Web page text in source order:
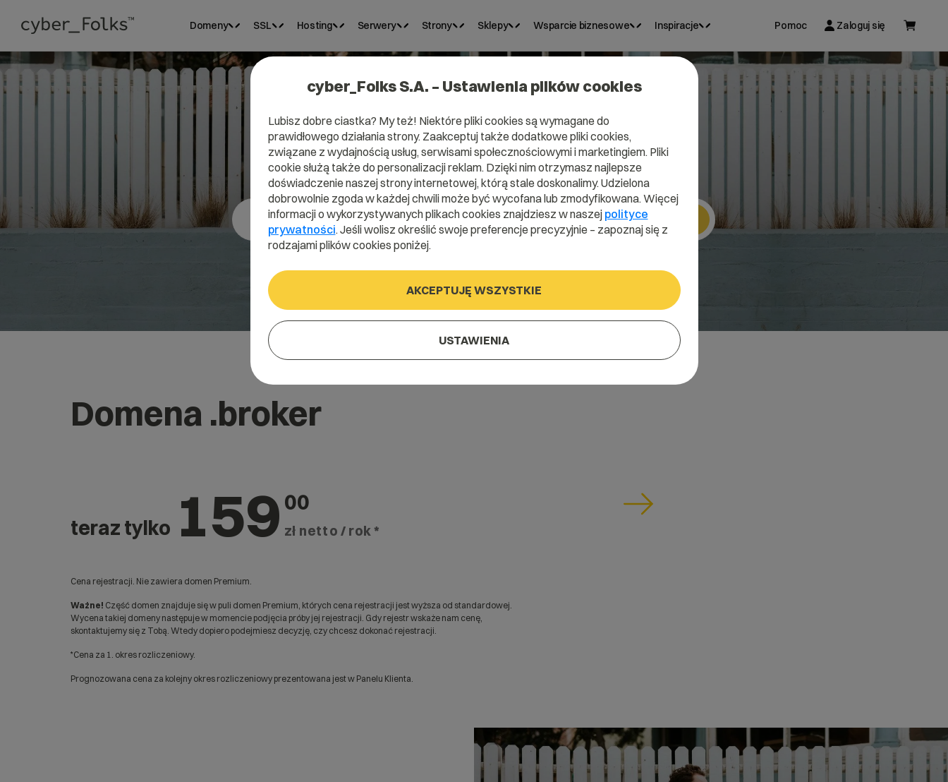
Domeny SSL Hosting Serwery Strony Sklepy Wsparcie biznesowe Inspiracje Pomoc Zaloguj się
Domena .broker
.broker Szukaj
Domena .broker
teraz tylko 159 00
zł netto / rok *
Cena rejestracji. Nie zawiera domen Premium.
Ważne! Część domen znajduje się w puli domen Premium, których cena rejestracji jest wyższa od standardowej.
Wycena takiej domeny następuje w momencie podjęcia próby jej rejestracji. Gdy rejestr wskaże nam cenę,
skontaktujemy się z Tobą. Wtedy dopiero podejmiesz decyzję, czy chcesz dokonać rejestracji.
*Cena za 1. okres rozliczeniowy.
Prognozowana cena za kolejny okres rozliczeniowy prezentowana jest w Panelu Klienta.
cyber_Folks S.A. – Ustawienia plików cookies
Lubisz dobre ciastka? My też! Niektóre pliki cookies są wymagane do
prawidłowego działania strony. Zaakceptuj także dodatkowe pliki cookies,
związane z wydajnością usług, serwisami społecznościowymi i marketingiem. Pliki
cookie służą także do personalizacji reklam. Dzięki nim otrzymasz najlepsze
doświadczenie naszej strony internetowej, którą stale doskonalimy. Udzielona
dobrowolnie zgoda w każdej chwili może być wycofana lub zmodyfikowana. Więcej
informacji o wykorzystywanych plikach cookies znajdziesz w naszej polityce
prywatności. Jeśli wolisz określić swoje preferencje precyzyjnie – zapoznaj się z
rodzajami plików cookies poniżej.
AKCEPTUJĘ WSZYSTKIE
USTAWIENIA